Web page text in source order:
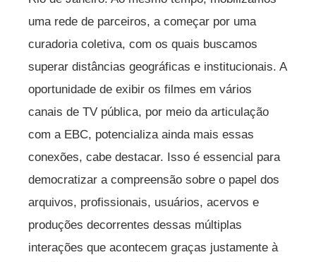
uma rede de parceiros, a começar por uma
curadoria coletiva, com os quais buscamos
superar distâncias geográficas e institucionais. A
oportunidade de exibir os filmes em vários
canais de TV pública, por meio da articulação
com a EBC, potencializa ainda mais essas
conexões, cabe destacar. Isso é essencial para
democratizar a compreensão sobre o papel dos
arquivos, profissionais, usuários, acervos e
produções decorrentes dessas múltiplas
interações que acontecem graças justamente à